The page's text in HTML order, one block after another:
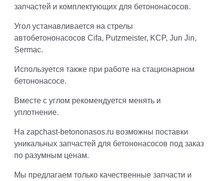
запчастей и комплектующих для бетононасосов.
Угол устанавливается на стрелы
автобетононасосов Cifa, Putzmeister, KCP, Jun Jin,
Sermac.
Используется также при работе на стационарном
бетононасосе.
Вместе с углом рекомендуется менять и
уплотнение.
На zapchast-betononasos.ru возможны поставки
уникальных запчастей для бетононасосов под заказ
по разумным ценам.
Мы предлагаем только качественные запчасти и